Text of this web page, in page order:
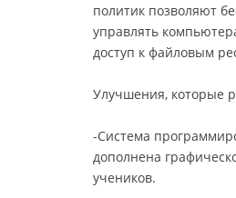
политик позволяют
управлять
доступ к файловым
Улучшения, которые
-Система
дополнена
учеников.